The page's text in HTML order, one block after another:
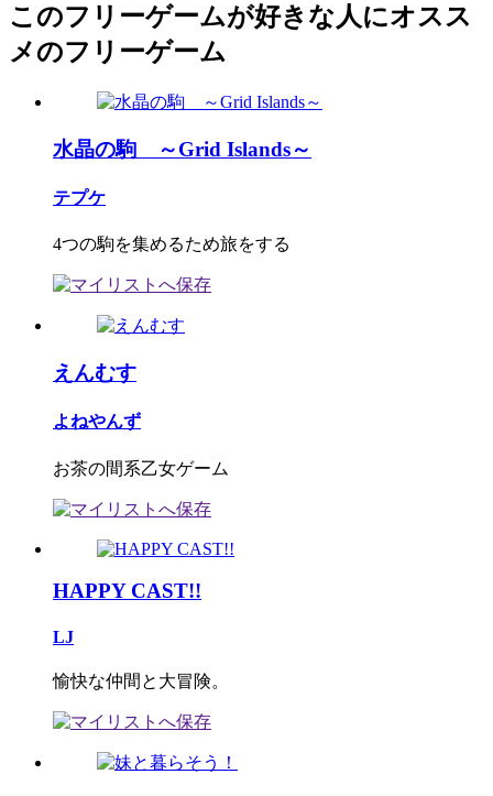
このフリーゲームが好きな人にオスス
メのフリーゲーム
水晶の駒 ～Grid Islands～
テプケ
4つの駒を集めるため旅をする
えんむす
よねやんず
お茶の間系乙女ゲーム
HAPPY CAST!!
LJ
愉快な仲間と大冒険。